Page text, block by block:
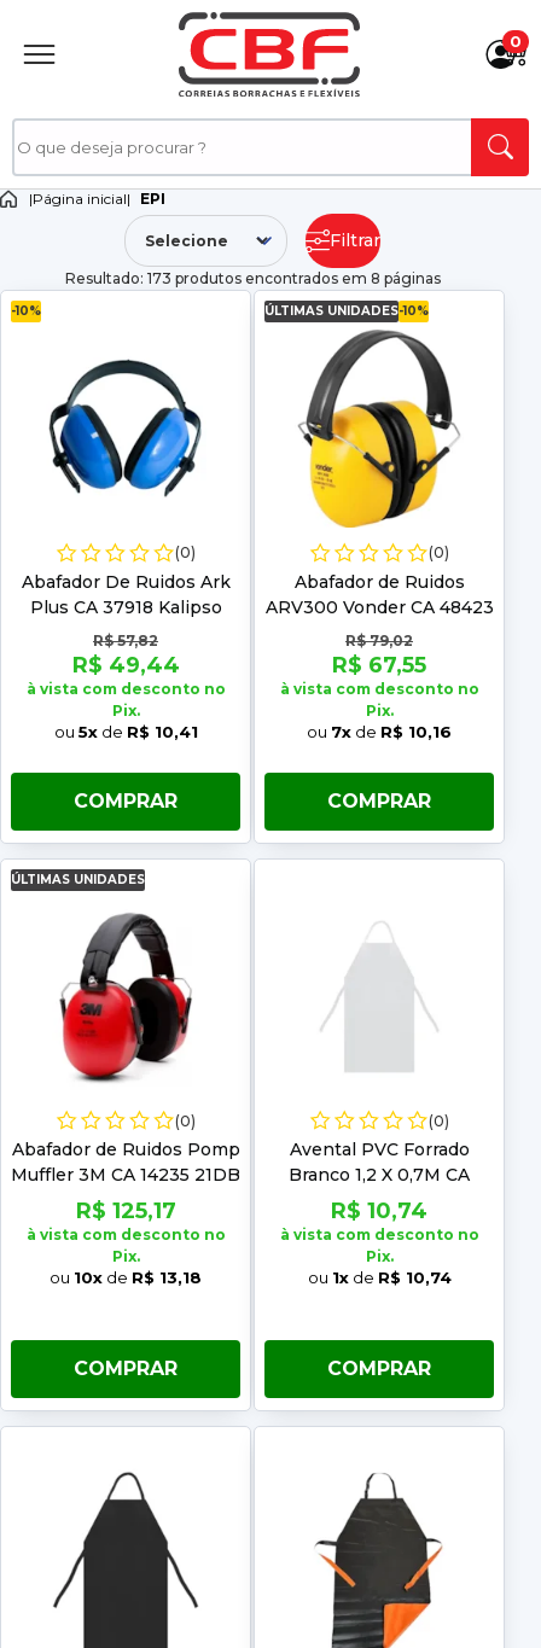
0
|Página inicial| EPI
Resultado: 173 produtos encontrados em 8 páginas
Filtrar
-10%
(0)
Abafador De Ruidos Ark
Plus CA 37918 Kalipso
R$ 57,82
R$ 49,44
à vista com desconto no
Pix.
ou 5xde R$ 10,41
COMPRAR
ÚLTIMAS UNIDADES-10%
(0)
Abafador de Ruidos
ARV300 Vonder CA 48423
R$ 79,02
R$ 67,55
à vista com desconto no
Pix.
ou 7x de R$ 10,16
COMPRAR
ÚLTIMAS UNIDADES
(0)
Abafador de Ruidos Pomp
Muffler 3M CA 14235 21DB
R$ 125,17
à vista com desconto no
Pix.
ou 10x de R$ 13,18
COMPRAR
(0)
Avental PVC Forrado
Branco 1,2 X 0,7M CA
21075
R$ 10,74
à vista com desconto no
Pix.
ou 1xde R$ 10,74
COMPRAR